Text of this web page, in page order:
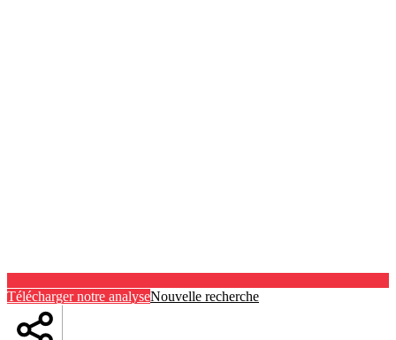
Télécharger notre analyseNouvelle recherche